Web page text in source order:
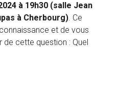
à 19h30 (salle Jean
à Cherbourg). Ce
et de vous
cette question : Quel